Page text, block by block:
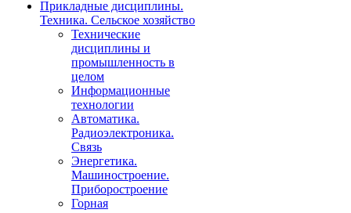
Прикладные дисциплины.
Техника. Сельское хозяйство
Технические
дисциплины и
промышленность в
целом
Информационные
технологии
Автоматика.
Радиоэлектроника.
Связь
Энергетика.
Машиностроение.
Приборостроение
Горная